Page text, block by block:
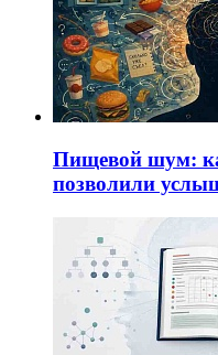
Пищевой шум:
позволили